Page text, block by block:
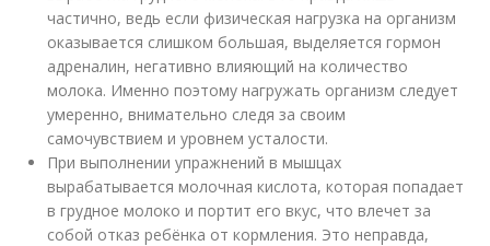
частично, ведь если физическая нагрузка на организм
оказывается слишком большая, выделяется гормон
адреналин, негативно влияющий на количество
молока. Именно поэтому нагружать организм следует
умеренно, внимательно следя за своим
самочувствием и уровнем усталости.
При выполнении упражнений в мышцах
вырабатывается молочная кислота, которая попадает
в грудное молоко и портит его вкус, что влечет за
собой отказ ребёнка от кормления. Это неправда,